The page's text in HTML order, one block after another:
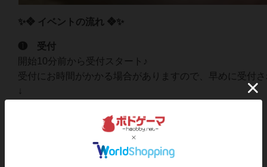
✨❖ イベントの流れ ❖✨
❶ 受付
開始10分前から受付スタート♪
受付にお時間がかかる場合がありますので、早めに受付
↓
１ドリンク付きです✨